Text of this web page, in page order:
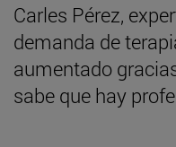
Carles Pérez,
demanda de
aumentado
sabe que hay